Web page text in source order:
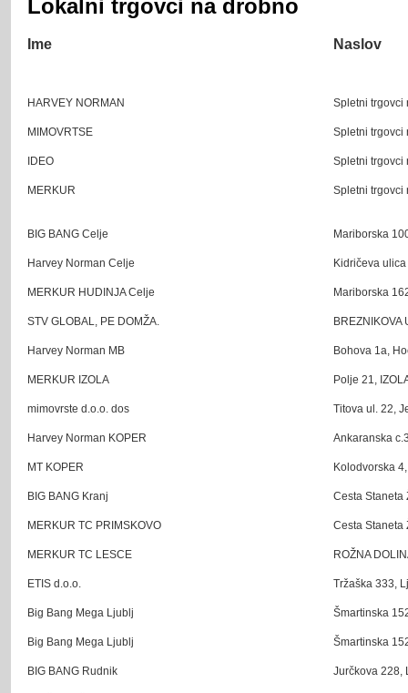
Lokalni trgovci na drobno
Ime Naslov
HARVEY NORMAN Spletni trgovci
MIMOVRTSE Spletni trgovci
IDEO Spletni trgovci
MERKUR Spletni trgovci
BIG BANG Celje Mariborska
Harvey Norman Celje Kidričeva
MERKUR HUDINJA Celje Mariborska
STV GLOBAL, PE DOMŽA.
Harvey Norman MB Bohova 1a,
MERKUR IZOLA Polje 21,
mimovrste d.o.o. dos Titova ul. 22,
Harvey Norman KOPER Ankaranska
MT KOPER Kolodvorska
BIG BANG Kranj Cesta Staneta
MERKUR TC PRIMSKOVO Cesta Staneta
MERKUR TC LESCE ROŽNA
ETIS d.o.o. Tržaška 333,
Big Bang Mega Ljublj Šmartinska
Big Bang Mega Ljublj Šmartinska
BIG BANG Rudnik Jurčkova 228,